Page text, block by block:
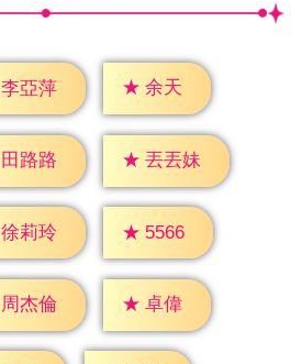
李亞萍 ★ 余天
田路路 ★ 丟丟妹
徐莉玲 ★ 5566
周杰倫 ★ 卓偉